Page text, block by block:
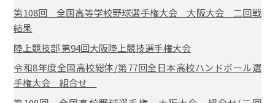
第108回 全国高等学校野球選手権大会 大阪大会 二回戦
結果
陸上競技部 第94回大阪陸上競技選手権大会
令和8年度全国高校総体/第77回全日本高校ハンドボール選
手権大会 組合せ